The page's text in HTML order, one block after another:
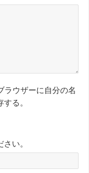
ラウザーに自分の名
る。
い。